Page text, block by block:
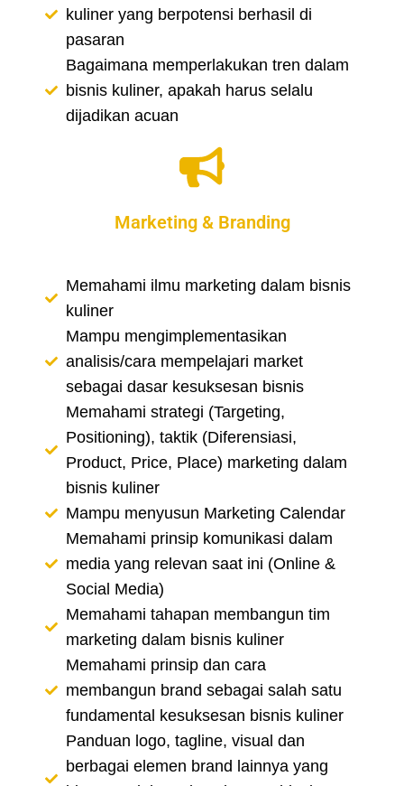
kuliner yang berpotensi berhasil di
pasaran
Bagaimana memperlakukan tren dalam
bisnis kuliner, apakah harus selalu
dijadikan acuan
Marketing & Branding
Memahami ilmu marketing dalam bisnis
kuliner
Mampu mengimplementasikan
analisis/cara mempelajari market
sebagai dasar kesuksesan bisnis
Memahami strategi (Targeting,
Positioning), taktik (Diferensiasi,
Product, Price, Place) marketing dalam
bisnis kuliner
Mampu menyusun Marketing Calendar
Memahami prinsip komunikasi dalam
media yang relevan saat ini (Online &
Social Media)
Memahami tahapan membangun tim
marketing dalam bisnis kuliner
Memahami prinsip dan cara
membangun brand sebagai salah satu
fundamental kesuksesan bisnis kuliner
Panduan logo, tagline, visual dan
berbagai elemen brand lainnya yang